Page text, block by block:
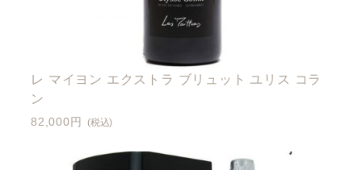
レ マイヨン エクストラ ブリュット ユリス コラ
ン
82,000円 (税込)